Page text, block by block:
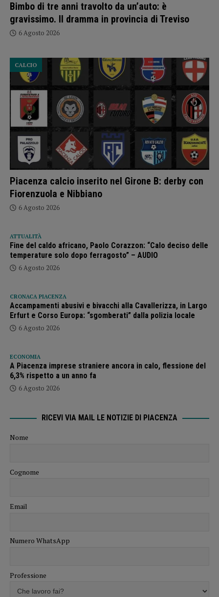
Bimbo di tre anni travolto da un’auto: è
gravissimo. Il dramma in provincia di Treviso
6 Agosto 2026
Piacenza calcio inserito nel Girone B: derby con
Fiorenzuola e Nibbiano
CALCIO
6 Agosto 2026
ATTUALITÀ
Fine del caldo africano, Paolo Corazzon: “Calo deciso delle
temperature solo dopo ferragosto” – AUDIO
6 Agosto 2026
CRONACA PIACENZA
Accampamenti abusivi e bivacchi alla Cavallerizza, in Largo
Erfurt e Corso Europa: “sgomberati” dalla polizia locale
6 Agosto 2026
ECONOMIA
A Piacenza imprese straniere ancora in calo, flessione del
6,3% rispetto a un anno fa
6 Agosto 2026
RICEVI VIA MAIL LE NOTIZIE DI PIACENZA
Nome
Cognome
Email
Numero WhatsApp
Professione